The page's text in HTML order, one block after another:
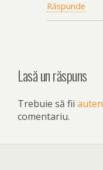
Răspunde
Lasă un răspuns
Trebuie să fii
comentariu.